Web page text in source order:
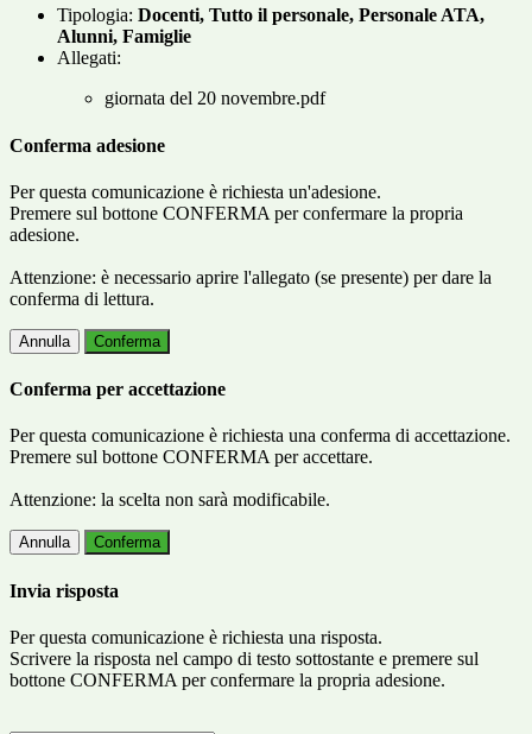
Tipologia: Docenti, Tutto il personale, Personale ATA,
Alunni, Famiglie
Allegati:
giornata del 20 novembre.pdf
Conferma adesione
Per questa comunicazione è richiesta un'adesione.
Premere sul bottone CONFERMA per confermare la propria
adesione.
Attenzione: è necessario aprire l'allegato (se presente) per dare la
conferma di lettura.
Annulla Conferma
Conferma per accettazione
Per questa comunicazione è richiesta una conferma di accettazione.
Premere sul bottone CONFERMA per accettare.
Attenzione: la scelta non sarà modificabile.
Annulla Conferma
Invia risposta
Per questa comunicazione è richiesta una risposta.
Scrivere la risposta nel campo di testo sottostante e premere sul
bottone CONFERMA per confermare la propria adesione.